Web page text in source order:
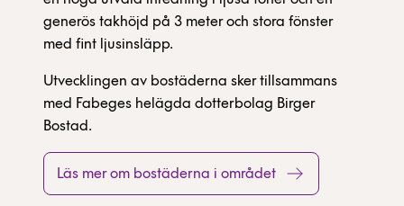
generös takhöjd på 3 meter och stora fönster
med fint ljusinsläpp.
Utvecklingen av bostäderna sker tillsammans
med Fabeges helägda dotterbolag Birger
Bostad.
Läs mer om bostäderna i området